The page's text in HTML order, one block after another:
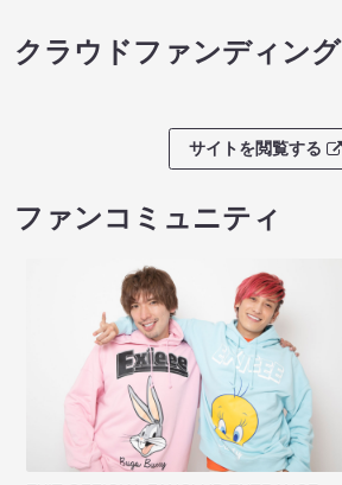
クラウドファンディング
サイトを閲覧する
ファンコミュニティ